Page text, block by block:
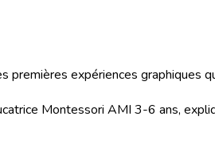
premières expériences graphiques
Montessori AMI 3-6 ans,